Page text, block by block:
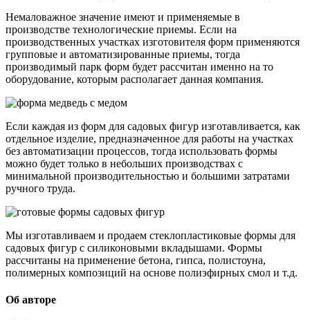
Немаловажное значение имеют и применяемые в
производстве технологические приемы. Если на
производственных участках изготовителя форм применяются
групповые и автоматизированные приемы, тогда
производимый парк форм будет рассчитан именно на то
оборудование, которым располагает данная компания.
Если каждая из форм для садовых фигур изготавливается, как
отдельное изделие, предназначенное для работы на участках
без автоматизации процессов, тогда использовать формы
можно будет только в небольших производствах с
минимальной производительностью и большими затратами
ручного труда.
Мы изготавливаем и продаем стеклопластиковые формы для
садовых фигур с силиконовыми вкладышами. Формы
рассчитаны на применение бетона, гипса, полистоуна,
полимерных композиций на основе полиэфирных смол и т.д.
Об авторе